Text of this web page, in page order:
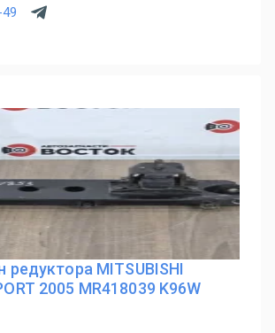
редуктора MITSUBISHI
2005 MR418039 K96W